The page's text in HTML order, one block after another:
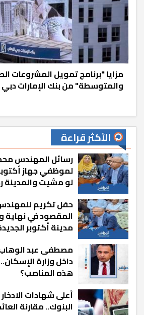
مزايا "برنامج تمويل المشروعات
والمتوسطة" من بنك الإمارات
الأكثر قراءة
رسائل المهندس
لموظفي جهاز
لو مشيت والمدينة
حفل تكريم
المقصود في نهاية
مدينة أكتوبر
مصطفى عبد الوهاب
داخل وزارة
هذه المناصب؟
أعلى شهادات
البنوك.. مقارنة